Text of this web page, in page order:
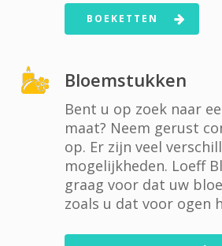
BOEKETTEN
Bloemstukken
Bent u op zoek naar
maat? Neem gerust
op. Er zijn veel
mogelijkheden. Loeff
graag voor dat uw
zoals u dat voor ogen